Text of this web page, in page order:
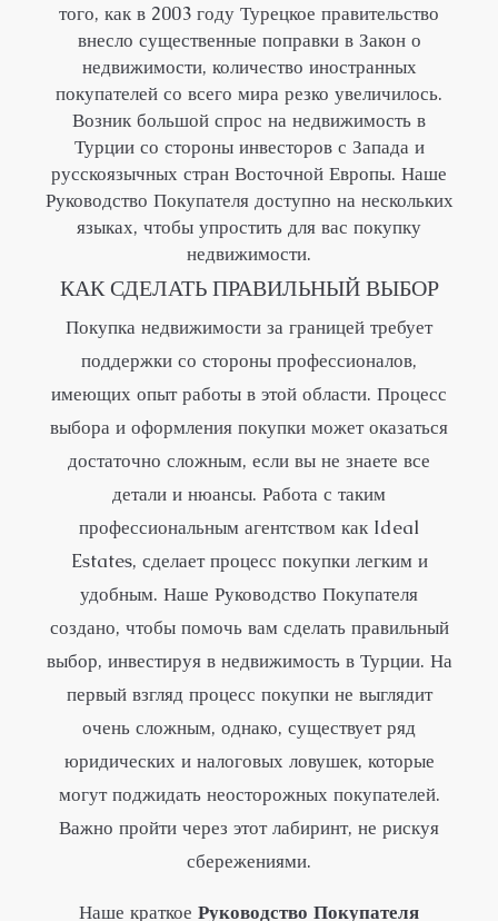
того, как в 2003 году Турецкое правительство
внесло существенные поправки в Закон о
недвижимости, количество иностранных
покупателей со всего мира резко увеличилось.
Возник большой спрос на недвижимость в
Турции со стороны инвесторов с Запада и
русскоязычных стран Восточной Европы. Наше
Руководство Покупателя доступно на нескольких
языках, чтобы упростить для вас покупку
недвижимости.
КАК СДЕЛАТЬ ПРАВИЛЬНЫЙ ВЫБОР
Покупка недвижимости за границей требует
поддержки со стороны профессионалов,
имеющих опыт работы в этой области. Процесс
выбора и оформления покупки может оказаться
достаточно сложным, если вы не знаете все
детали и нюансы. Работа с таким
профессиональным агентством как Ideal
Estates, сделает процесс покупки легким и
удобным. Наше Руководство Покупателя
создано, чтобы помочь вам сделать правильный
выбор, инвестируя в недвижимость в Турции. На
первый взгляд процесс покупки не выглядит
очень сложным, однако, существует ряд
юридических и налоговых ловушек, которые
могут поджидать неосторожных покупателей.
Важно пройти через этот лабиринт, не рискуя
сбережениями.
Наше краткое Руководство Покупателя